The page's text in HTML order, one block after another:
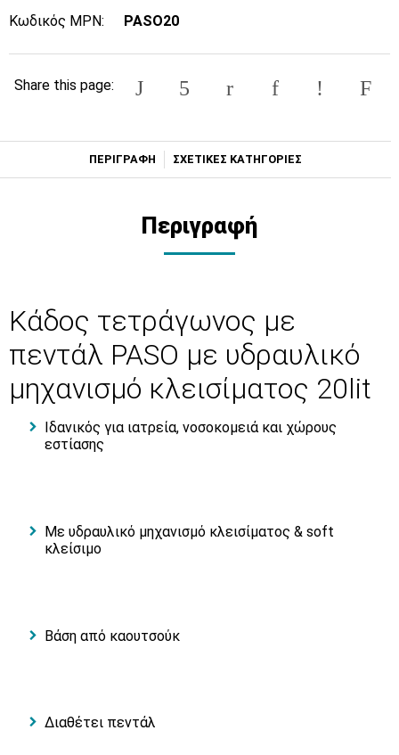
Κωδικός MPN:
PASO20
Share this page:
ΠΕΡΙΓΡΑΦΗ ΣΧΕΤΙΚΕΣ ΚΑΤΗΓΟΡΙΕΣ
Περιγραφή
Κάδος τετράγωνος με
πεντάλ PASO με υδραυλικό
μηχανισμό κλεισίματος 20lit
Ιδανικός για ιατρεία, νοσοκομειά και χώρους
εστίασης
Με υδραυλικό μηχανισμό κλεισίματος & soft
κλείσιμο
Βάση από καουτσούκ
Διαθέτει πεντάλ